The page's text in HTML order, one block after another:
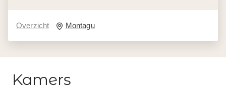
Overzicht Montagu
Kamers